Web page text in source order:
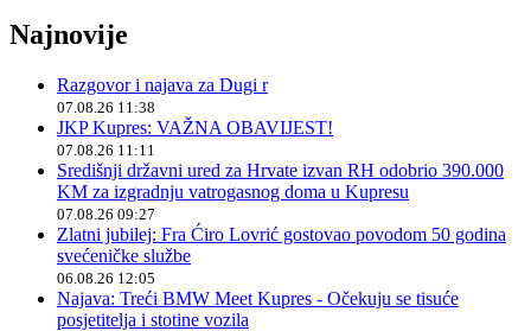
Najnovije
Razgovor i najava za Dugi r
07.08.26 11:38
JKP Kupres: VAŽNA OBAVIJEST!
07.08.26 11:11
Središnji državni ured za Hrvate izvan RH odobrio 390.000
KM za izgradnju vatrogasnog doma u Kupresu
07.08.26 09:27
Zlatni jubilej: Fra Ćiro Lovrić gostovao povodom 50 godina
svećeničke službe
06.08.26 12:05
Najava: Treći BMW Meet Kupres - Očekuju se tisuće
posjetitelja i stotine vozila